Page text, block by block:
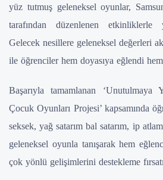
yüz tutmuş geleneksel oyunlar,
tarafından düzenlenen
Gelecek nesillere geleneksel değerleri
ile öğrenciler hem doyasıya eğlendi
Başarıyla tamamlanan ‘Unutulmaya
Çocuk Oyunları Projesi’ kapsamında
seksek, yağ satarım bal satarım, ip
geleneksel oyunla tanışarak hem
çok yönlü gelişimlerini destekleme